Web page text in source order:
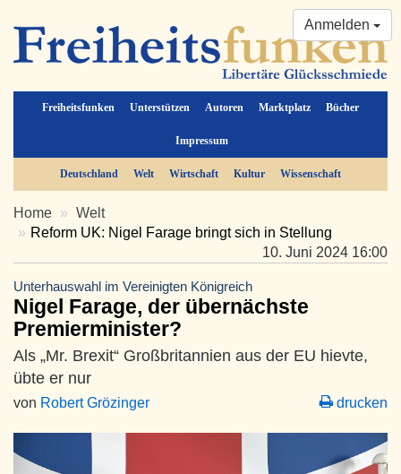
Freiheitsfunken Unterstützen Autoren Marktplatz Bücher
Impressum
Anmelden
Deutschland Welt Wirtschaft Kultur Wissenschaft
Home
Welt
Reform UK: Nigel Farage bringt sich in Stellung
10. Juni 2024 16:00
Unterhauswahl im Vereinigten Königreich
Nigel Farage, der übernächste
Premierminister?
Als „Mr. Brexit“ Großbritannien aus der EU hievte,
übte er nur
von Robert Grözinger drucken